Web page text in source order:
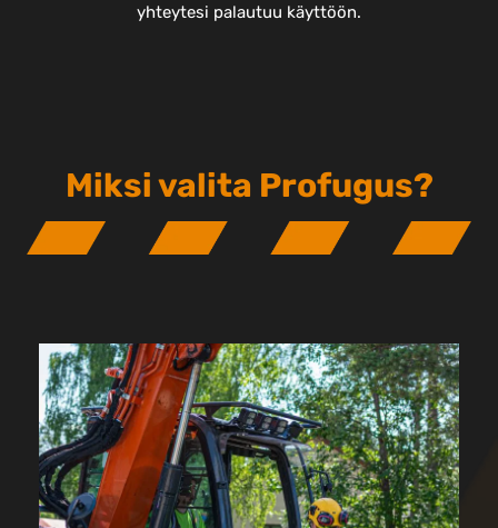
yhteytesi palautuu käyttöön.
Miksi valita Profugus?